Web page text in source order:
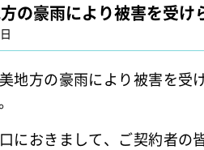
の豪雨により被害を受
地方の豪雨により被害を受
におきまして、ご契約者の